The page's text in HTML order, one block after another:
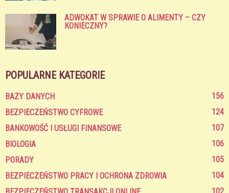
ADWOKAT W SPRAWIE O ALIMENTY – CZY
KONIECZNY?
POPULARNE KATEGORIE
BAZY DANYCH
156
BEZPIECZEŃSTWO CYFROWE
124
BANKOWOŚĆ I USŁUGI FINANSOWE
107
BIOLOGIA
106
PORADY
105
BEZPIECZEŃSTWO PRACY I OCHRONA ZDROWIA
104
102